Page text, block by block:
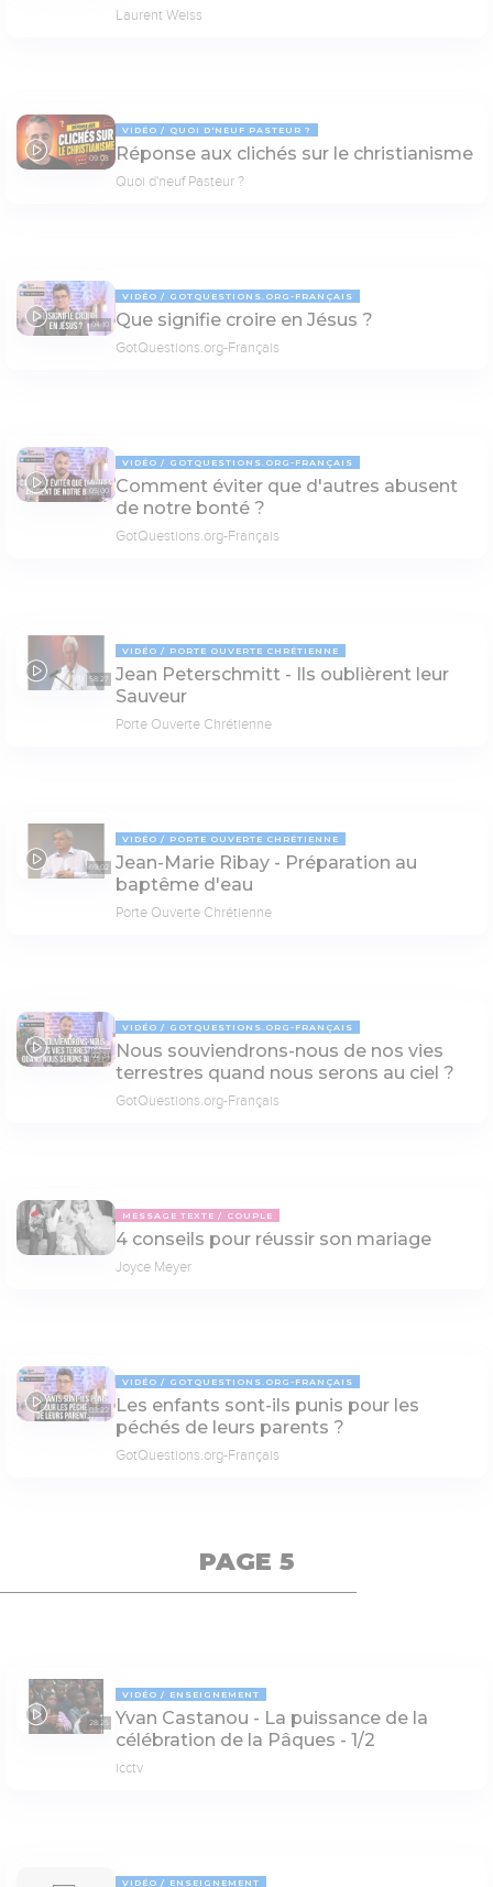
Laurent Weiss
09:03
VIDÉO QUOI D'NEUF PASTEUR ?
Réponse aux clichés sur le christianisme
Quoi d'neuf Pasteur ?
04:10
VIDÉO GOTQUESTIONS.ORG-FRANÇAIS
Que signifie croire en Jésus ?
GotQuestions.org-Français
05:00
VIDÉO GOTQUESTIONS.ORG-FRANÇAIS
Comment éviter que d'autres abusent
de notre bonté ?
GotQuestions.org-Français
58:27
VIDÉO PORTE OUVERTE CHRÉTIENNE
Jean Peterschmitt - Ils oublièrent leur
Sauveur
Porte Ouverte Chrétienne
69:02
VIDÉO PORTE OUVERTE CHRÉTIENNE
Jean-Marie Ribay - Préparation au
baptême d'eau
Porte Ouverte Chrétienne
02:31
VIDÉO GOTQUESTIONS.ORG-FRANÇAIS
Nous souviendrons-nous de nos vies
terrestres quand nous serons au ciel ?
GotQuestions.org-Français
MESSAGE TEXTE COUPLE
4 conseils pour réussir son mariage
Joyce Meyer
03:22
VIDÉO GOTQUESTIONS.ORG-FRANÇAIS
Les enfants sont-ils punis pour les
péchés de leurs parents ?
GotQuestions.org-Français
PAGE 5
28:25
VIDÉO ENSEIGNEMENT
Yvan Castanou - La puissance de la
célébration de la Pâques - 1/2
icctv
VIDÉO ENSEIGNEMENT